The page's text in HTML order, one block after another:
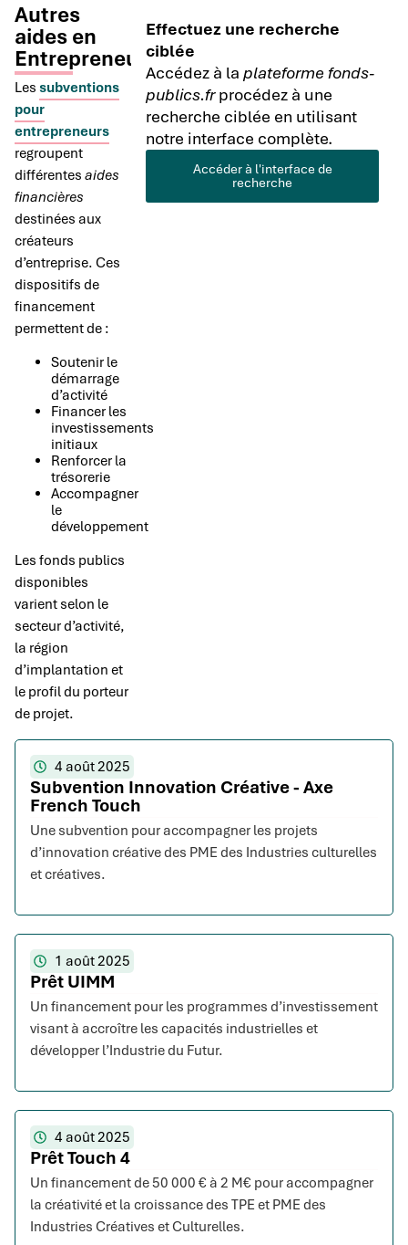
Autres
aides en
Entrepreneuriat
Les subventions
pour
entrepreneurs
regroupent
différentes aides
financières
destinées aux
créateurs
d’entreprise. Ces
dispositifs de
financement
permettent de :
Soutenir le
démarrage
d’activité
Financer les
investissements
initiaux
Renforcer la
trésorerie
Accompagner
le
développement
Les fonds publics
disponibles
varient selon le
secteur d’activité,
la région
d’implantation et
le profil du porteur
de projet.
Effectuez une recherche
ciblée
Accédez à laplateforme fonds-
publics.frprocédez à une
recherche ciblée en utilisant
notre interface complète.
Accéder à l'interface de
recherche
4 août 2025
Subvention Innovation Créative - Axe
French Touch
Une subvention pour accompagner les projets
d’innovation créative des PME des Industries culturelles
et créatives.
1 août 2025
Prêt UIMM
Un financement pour les programmes d’investissement
visant à accroître les capacités industrielles et
développer l’Industrie du Futur.
4 août 2025
Prêt Touch 4
Un financement de 50 000 € à 2 M€ pour accompagner
la créativité et la croissance des TPE et PME des
Industries Créatives et Culturelles.